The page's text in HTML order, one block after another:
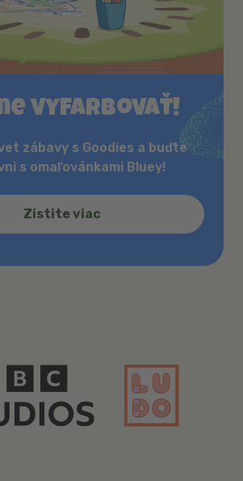
vyfarbovať!
zábavy s Goodies a buďte
s omaľovánkami Bluey!
Zistite viac